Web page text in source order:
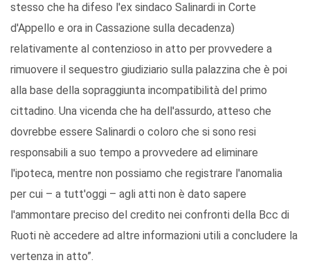
stesso che ha difeso l'ex sindaco Salinardi in Corte
d'Appello e ora in Cassazione sulla decadenza)
relativamente al contenzioso in atto per provvedere a
rimuovere il sequestro giudiziario sulla palazzina che è poi
alla base della sopraggiunta incompatibilità del primo
cittadino. Una vicenda che ha dell'assurdo, atteso che
dovrebbe essere Salinardi o coloro che si sono resi
responsabili a suo tempo a provvedere ad eliminare
l'ipoteca, mentre non possiamo che registrare l'anomalia
per cui – a tutt'oggi – agli atti non è dato sapere
l'ammontare preciso del credito nei confronti della Bcc di
Ruoti nè accedere ad altre informazioni utili a concludere la
vertenza in atto”.